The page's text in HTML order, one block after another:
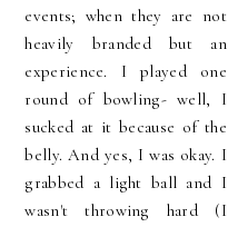
events; when they are not
heavily branded but an
experience. I played one
round of bowling- well, I
sucked at it because of the
belly. And yes, I was okay. I
grabbed a light ball and I
wasn't throwing hard (I